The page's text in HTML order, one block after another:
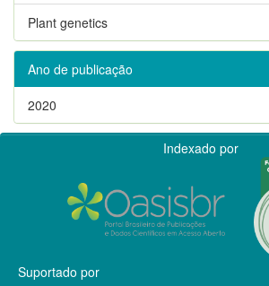
Plant genetics
Ano de publicação
2020
Indexado por
Suportado por